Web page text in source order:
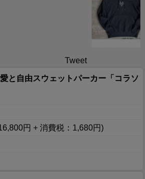
Tweet
と自由スウェットパーカー「コラソ
円 + 消費税：1,680円)